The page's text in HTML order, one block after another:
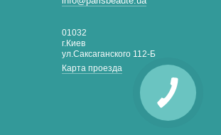
01032
г.Киев
ул.Саксаганского 112-Б
Карта проезда